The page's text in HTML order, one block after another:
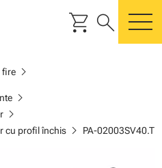
shopping_cart search
firechevron_right
chevron_right
chevron_right
cu profil închischevron_right PA-02003SV40.T